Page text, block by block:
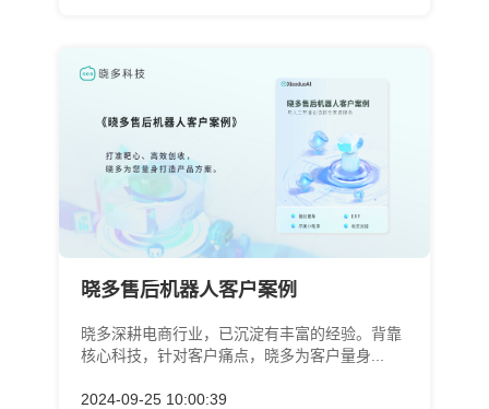
晓多售后机器人客户案例
晓多深耕电商行业，已沉淀有丰富的经验。背靠
核心科技，针对客户痛点，晓多为客户量身...
2024-09-25 10:00:39